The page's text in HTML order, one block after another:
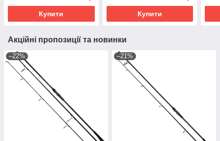
Купити Купити
Акційні пропозиції та новинки
–22% –21%